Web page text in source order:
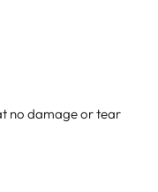
no damage or tear